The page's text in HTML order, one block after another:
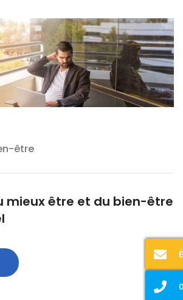
être
mieux être et du bien-être